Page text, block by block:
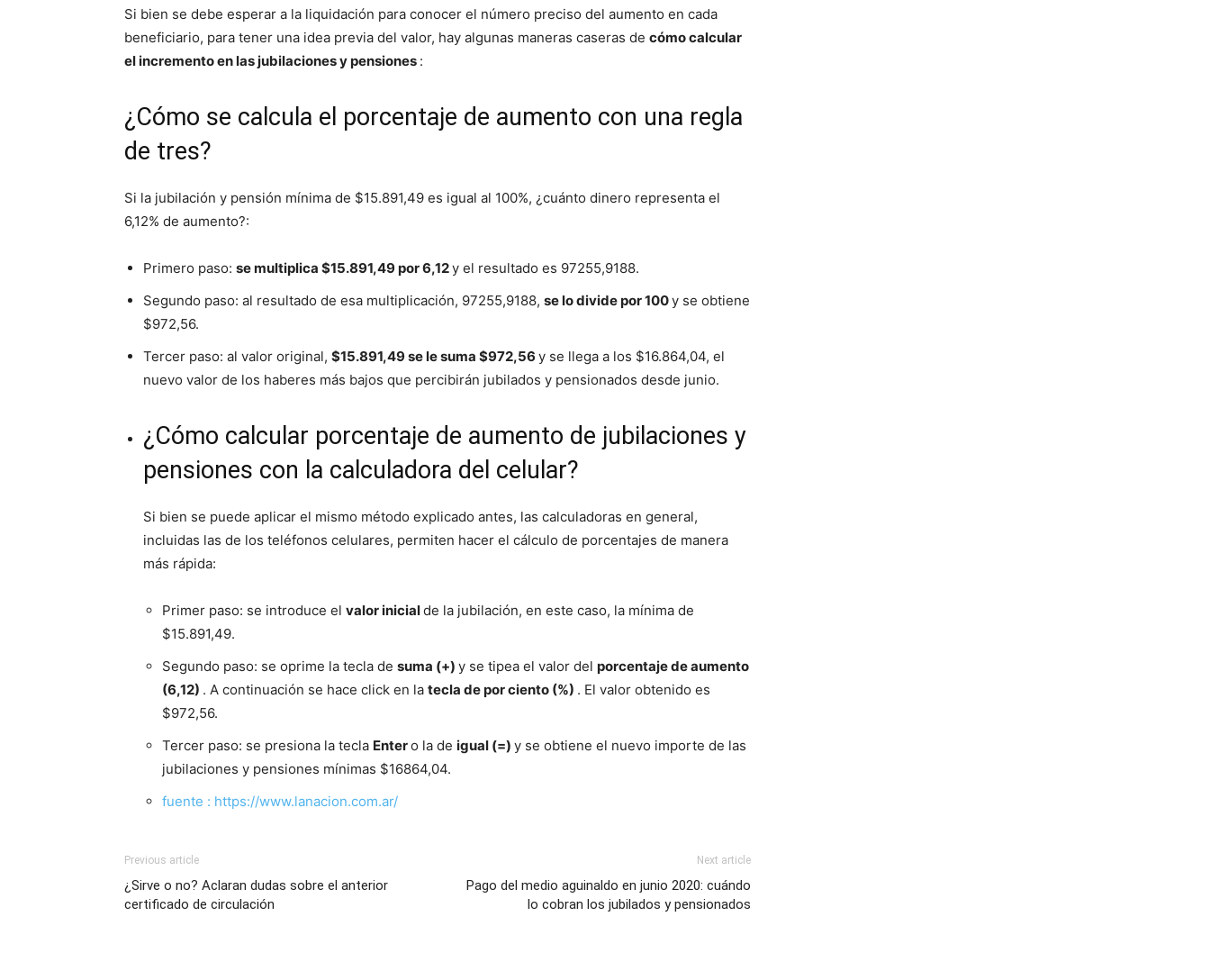
Si bien se debe esperar a la liquidación para conocer el número preciso del aumento en cada
beneficiario, para tener una idea previa del valor, hay algunas maneras caseras de cómo calcular
el incremento en las jubilaciones y pensiones :
¿Cómo se calcula el porcentaje de aumento con una regla
de tres?
Si la jubilación y pensión mínima de $15.891,49 es igual al 100%, ¿cuánto dinero representa el
6,12% de aumento?:
Primero paso: se multiplica $15.891,49 por 6,12y el resultado es 97255,9188.
Segundo paso: al resultado de esa multiplicación, 97255,9188, se lo divide por 100y se obtiene
$972,56.
Tercer paso: al valor original, $15.891,49 se le suma $972,56 y se llega a los $16.864,04, el
nuevo valor de los haberes más bajos que percibirán jubilados y pensionados desde junio.
¿Cómo calcular porcentaje de aumento de jubilaciones y
pensiones con la calculadora del celular?
Si bien se puede aplicar el mismo método explicado antes, las calculadoras en general,
incluidas las de los teléfonos celulares, permiten hacer el cálculo de porcentajes de manera
más rápida:
Primer paso: se introduce el valor inicialde la jubilación, en este caso, la mínima de
$15.891,49.
Segundo paso: se oprime la tecla de suma (+) y se tipea el valor del porcentaje de aumento
(6,12) . A continuación se hace click en la tecla de por ciento (%) . El valor obtenido es
$972,56.
Tercer paso: se presiona la tecla Entero la de igual (=) y se obtiene el nuevo importe de las
jubilaciones y pensiones mínimas $16864,04.
fuente : https://www.lanacion.com.ar/
Previous article
¿Sirve o no? Aclaran dudas sobre el anterior
certificado de circulación
Next article
Pago del medio aguinaldo en junio 2020: cuándo
lo cobran los jubilados y pensionados